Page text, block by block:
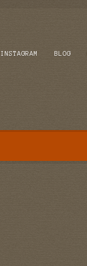
INSTAGRAM BLOG